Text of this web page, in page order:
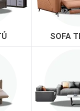
là tạo sự thoải mái
chỗ nghỉ chân cho
viếng thăm nhà.
căng thẳng để cho
bữa tiệc gia đình
quan trọng.
sống gia đình thêm
SOFA